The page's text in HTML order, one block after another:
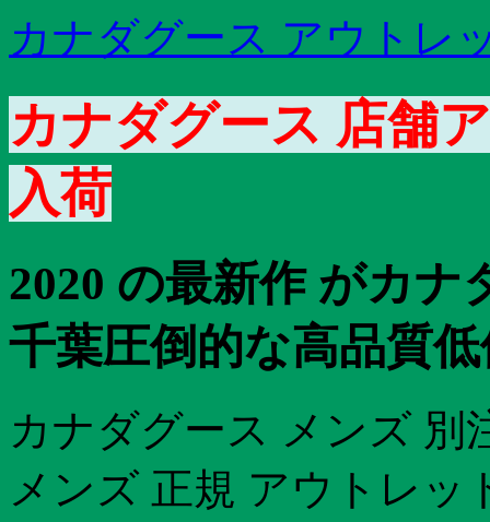
カナダグース アウトレ
カナダグース 店舗
入荷
2020 の最新作 がカナ
千葉圧倒的な高品質
カナダグース メンズ 別
メンズ 正規 アウトレ